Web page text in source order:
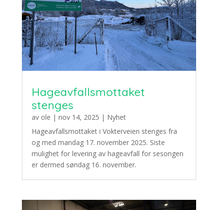
Hageavfallsmottaket
stenges
av ole | nov 14, 2025 | Nyhet
Hageavfallsmottaket i Vokterveien stenges fra
og med mandag 17. november 2025. Siste
mulighet for levering av hageavfall for sesongen
er dermed søndag 16. november.